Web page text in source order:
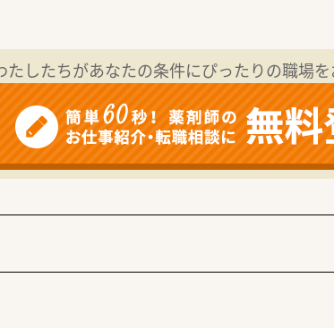
原則として転居を伴う異動はありません。
新規出店を続ける急成長中の企業です。
化や在宅医療の推進に注力しています。
たしたちがあなたの条件にぴったりの職場を